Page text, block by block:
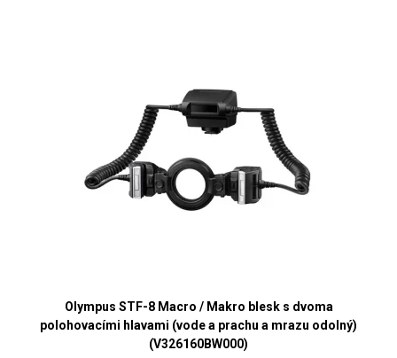
Olympus STF-8 Macro / Makro blesk s dvoma
polohovacími hlavami (vode a prachu a mrazu odolný)
(V326160BW000)